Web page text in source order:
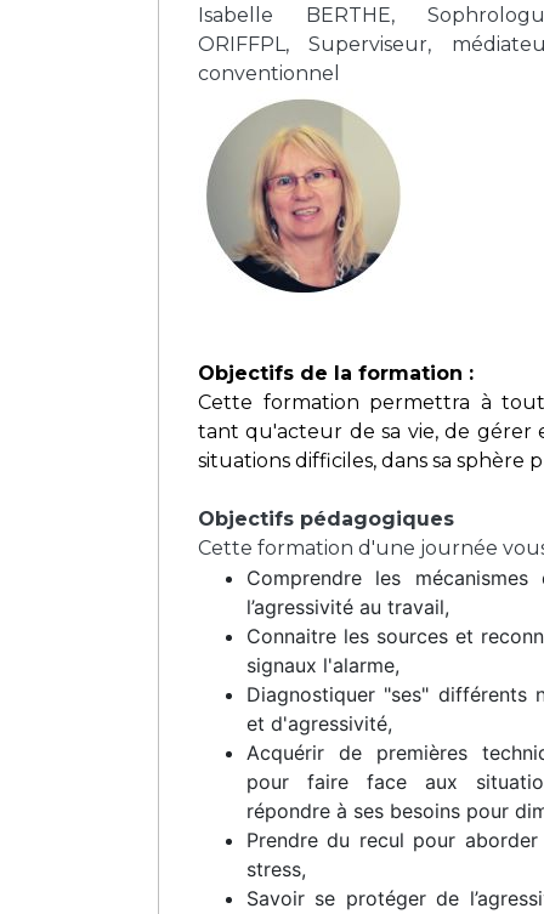
Isabelle BERTHE,
ORIFFPL, Superviseur,
conventionnel
Objectifs de la formation :
Cette formation permettra à
tant qu'acteur de sa vie, de gérer
situations difficiles, dans sa sphère
Objectifs pédagogiques
Cette formation d'une journée
Comprendre les
l’agressivité au travail,
Connaitre les sources et
signaux l'alarme,
Diagnostiquer "ses" différents
et d'agressivité,
Acquérir de premières
pour faire face aux
répondre à ses besoins pour
Prendre du recul pour
stress,
Savoir se protéger de